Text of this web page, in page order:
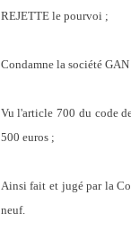
REJETTE le pourvoi ;
Condamne la société
Vu l'article 700 du code
500 euros ;
Ainsi fait et jugé par la
neuf.